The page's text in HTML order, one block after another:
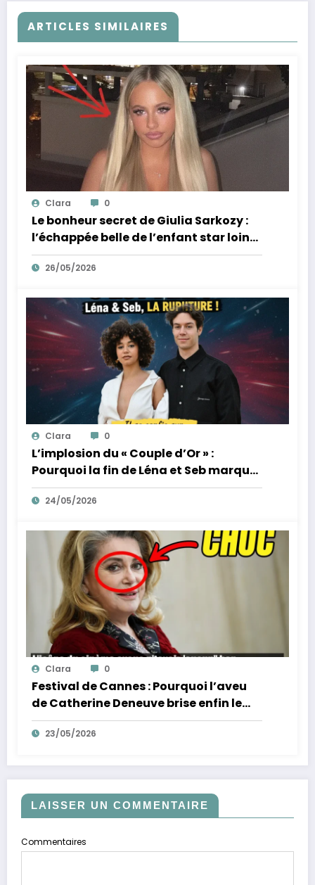
ARTICLES SIMILAIRES
Clara 0
Le bonheur secret de Giulia Sarkozy :
l’échappée belle de l’enfant star loin
des tumultes familiaux.
26/05/2026
Clara 0
L’implosion du « Couple d’Or » :
Pourquoi la fin de Léna et Seb marque
la fin de l’innocence sur YouTube
24/05/2026
Clara 0
Festival de Cannes : Pourquoi l’aveu
de Catherine Deneuve brise enfin le
mythe de la Croisette
23/05/2026
LAISSER UN COMMENTAIRE
Commentaires